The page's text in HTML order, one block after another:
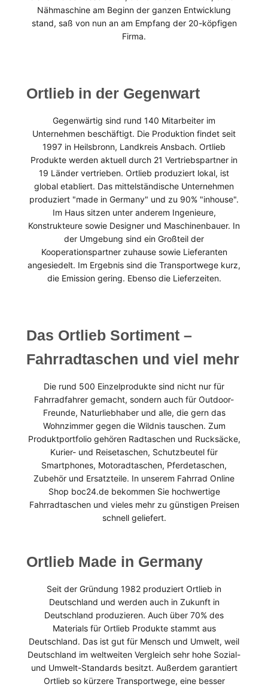
Nähmaschine am Beginn der ganzen Entwicklung
stand, saß von nun an am Empfang der 20-köpfigen
Firma.
Ortlieb in der Gegenwart
Gegenwärtig sind rund 140 Mitarbeiter im
Unternehmen beschäftigt. Die Produktion findet seit
1997 in Heilsbronn, Landkreis Ansbach. Ortlieb
Produkte werden aktuell durch 21 Vertriebspartner in
19 Länder vertrieben. Ortlieb produziert lokal, ist
global etabliert. Das mittelständische Unternehmen
produziert "made in Germany" und zu 90% "inhouse".
Im Haus sitzen unter anderem Ingenieure,
Konstrukteure sowie Designer und Maschinenbauer. In
der Umgebung sind ein Großteil der
Kooperationspartner zuhause sowie Lieferanten
angesiedelt. Im Ergebnis sind die Transportwege kurz,
die Emission gering. Ebenso die Lieferzeiten.
Das Ortlieb Sortiment –
Fahrradtaschen und viel mehr
Die rund 500 Einzelprodukte sind nicht nur für
Fahrradfahrer gemacht, sondern auch für Outdoor-
Freunde, Naturliebhaber und alle, die gern das
Wohnzimmer gegen die Wildnis tauschen. Zum
Produktportfolio gehören Radtaschen und Rucksäcke,
Kurier- und Reisetaschen, Schutzbeutel für
Smartphones, Motoradtaschen, Pferdetaschen,
Zubehör und Ersatzteile. In unserem Fahrrad Online
Shop boc24.de bekommen Sie hochwertige
Fahrradtaschen und vieles mehr zu günstigen Preisen
schnell geliefert.
Ortlieb Made in Germany
Seit der Gründung 1982 produziert Ortlieb in
Deutschland und werden auch in Zukunft in
Deutschland produzieren. Auch über 70% des
Materials für Ortlieb Produkte stammt aus
Deutschland. Das ist gut für Mensch und Umwelt, weil
Deutschland im weltweiten Vergleich sehr hohe Sozial-
und Umwelt-Standards besitzt. Außerdem garantiert
Ortlieb so kürzere Transportwege, eine besser